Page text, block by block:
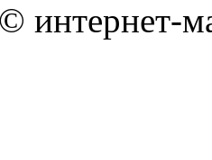
интернет-